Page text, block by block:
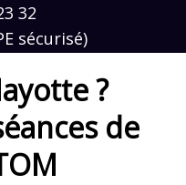
32
sécurisé)
?
de